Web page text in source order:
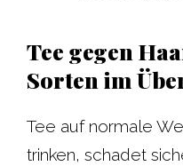
Tee gegen
Sorten im
Tee auf normale
trinken, schadet